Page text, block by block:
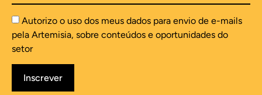
Autorizo o uso dos meus dados para envio de e-mails
pela Artemisia, sobre conteúdos e oportunidades do
setor
Inscrever